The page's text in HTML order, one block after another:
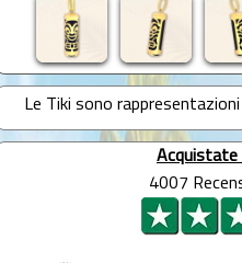
Le Tiki sono
Acquistate
4007